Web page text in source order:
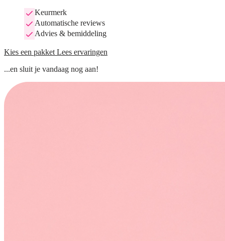
Keurmerk
Automatische reviews
Advies & bemiddeling
Kies een pakket Lees ervaringen
...en sluit je vandaag nog aan!